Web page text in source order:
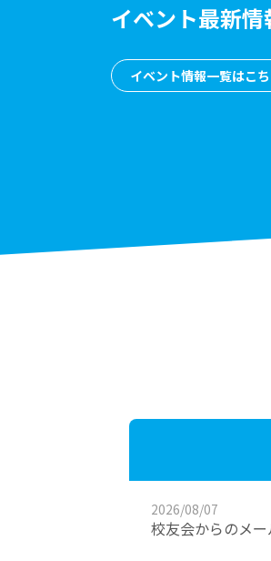
イベント最新情
イベント情報一覧はこ
2026.05.11
2026/08/07
校友会からのメ